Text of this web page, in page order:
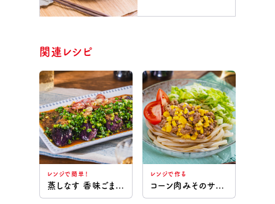
関連レシピ
レンジで簡単！
蒸しなす 香味ごまだれ
レンジで作る
コーン肉みそのサラダうどん